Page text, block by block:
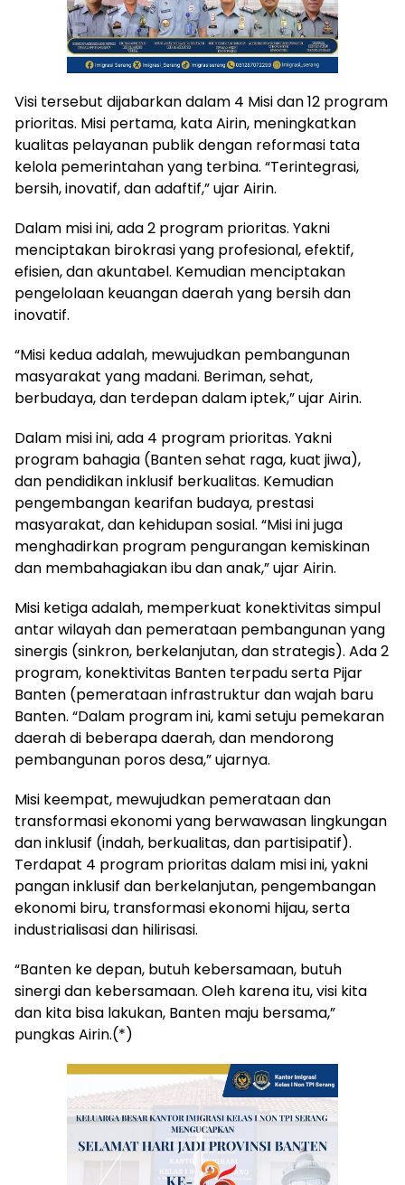
Visi tersebut dijabarkan dalam 4 Misi dan 12 program
prioritas. Misi pertama, kata Airin, meningkatkan
kualitas pelayanan publik dengan reformasi tata
kelola pemerintahan yang terbina. “Terintegrasi,
bersih, inovatif, dan adaftif,” ujar Airin.
Dalam misi ini, ada 2 program prioritas. Yakni
menciptakan birokrasi yang profesional, efektif,
efisien, dan akuntabel. Kemudian menciptakan
pengelolaan keuangan daerah yang bersih dan
inovatif.
“Misi kedua adalah, mewujudkan pembangunan
masyarakat yang madani. Beriman, sehat,
berbudaya, dan terdepan dalam iptek,” ujar Airin.
Dalam misi ini, ada 4 program prioritas. Yakni
program bahagia (Banten sehat raga, kuat jiwa),
dan pendidikan inklusif berkualitas. Kemudian
pengembangan kearifan budaya, prestasi
masyarakat, dan kehidupan sosial. “Misi ini juga
menghadirkan program pengurangan kemiskinan
dan membahagiakan ibu dan anak,” ujar Airin.
Misi ketiga adalah, memperkuat konektivitas simpul
antar wilayah dan pemerataan pembangunan yang
sinergis (sinkron, berkelanjutan, dan strategis). Ada 2
program, konektivitas Banten terpadu serta Pijar
Banten (pemerataan infrastruktur dan wajah baru
Banten. “Dalam program ini, kami setuju pemekaran
daerah di beberapa daerah, dan mendorong
pembangunan poros desa,” ujarnya.
Misi keempat, mewujudkan pemerataan dan
transformasi ekonomi yang berwawasan lingkungan
dan inklusif (indah, berkualitas, dan partisipatif).
Terdapat 4 program prioritas dalam misi ini, yakni
pangan inklusif dan berkelanjutan, pengembangan
ekonomi biru, transformasi ekonomi hijau, serta
industrialisasi dan hilirisasi.
“Banten ke depan, butuh kebersamaan, butuh
sinergi dan kebersamaan. Oleh karena itu, visi kita
dan kita bisa lakukan, Banten maju bersama,”
pungkas Airin.(*)